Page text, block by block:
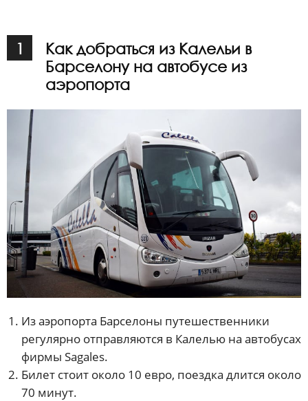
1
Как добраться из Калельи в
Барселону на автобусе из
аэропорта
Из аэропорта Барселоны путешественники
регулярно отправляются в Калелью на автобусах
фирмы Sagales.
Билет стоит около 10 евро, поездка длится около
70 минут.